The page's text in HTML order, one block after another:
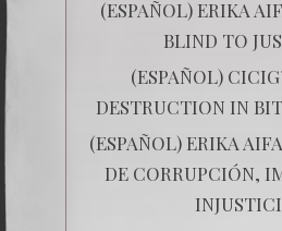
(ESPAÑOL) ERIKA
BLIND TO
(ESPAÑOL)
DESTRUCTION IN
(ESPAÑOL) ERIKA
DE CORRUPCIÓN,